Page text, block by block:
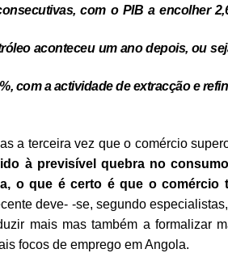
com o PIB a encolher
aconteceu um ano depois, ou
com a actividade de extracção e
a terceira vez que o comércio
à previsível quebra no
o que é certo é que o
deve- -se, segundo
mais mas também a formalizar
focos de emprego em Angola.